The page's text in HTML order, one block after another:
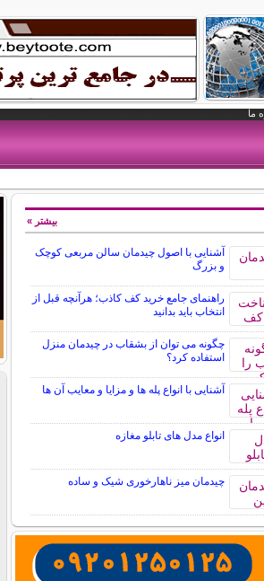
ما
آشنایی با اصول چیدمان سالن مربعی کوچک
و بزرگ
راهنمای جامع خرید کف کاذب؛ هرآنچه قبل از
انتخاب باید بدانید
چگونه می توان از بشقاب در چیدمان منزل
استفاده کرد؟
آشنایی با انواع پله ها و مزایا و معایب آن ها
انواع مدل های تابلو مغازه
چیدمان میز ناهارخوری شیک و ساده
بیشتر »